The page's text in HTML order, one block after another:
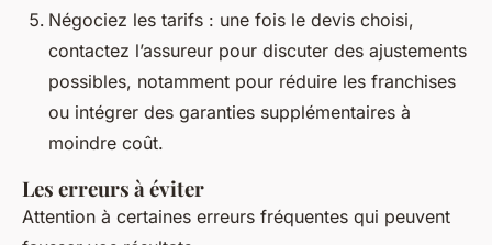
Négociez les tarifs : une fois le devis choisi,
contactez l’assureur pour discuter des ajustements
possibles, notamment pour réduire les franchises
ou intégrer des garanties supplémentaires à
moindre coût.
Les erreurs à éviter
Attention à certaines erreurs fréquentes qui peuvent